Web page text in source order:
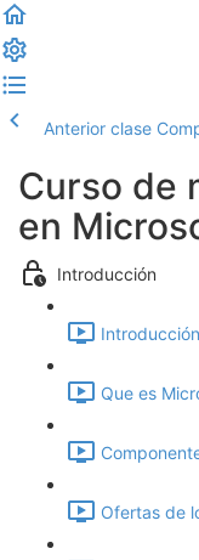
Anterior clase
Curso de
en
Introducción
Que es
Ofertas de